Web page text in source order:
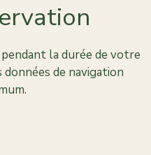
la durée de votre
de navigation